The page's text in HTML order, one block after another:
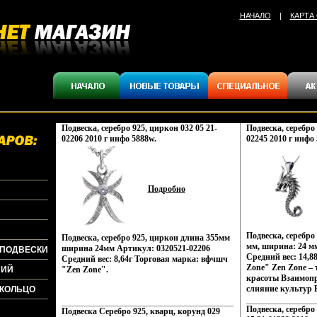
НАЧАЛО | КАРТА
Подвеска, серебро 925, циркон 032 05 21-
02206 2010 г инфо 5888w.
Подробно
Подвеска, серебро 925, циркон длина 355мм
ширина 24мм Артикул: 0320521-02206
Средний вес: 8,64г Торговая марка: вфчшч
"Zen Zone".
Подвеска Серебро 925, кварц, корунд 029
Подвеска,
02245 2010 г инфо
Подвеска,
мм, ширина: 24
Средний вес:
Zone" Zen Zone –
красоты
слияние культур
Подвеска,